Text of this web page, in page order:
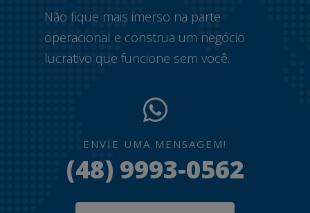
Não fique mais imerso na parte
operacional e construa um negócio
lucrativo que funcione sem você.
ENVIE UMA MENSAGEM!
(48) 9993-0562